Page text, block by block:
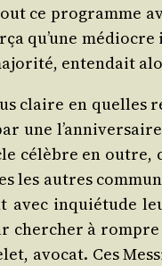
ce pro­gramme
qu’une
enten­dait
claire en quelles
une
célèbre en
les autres
inquié­tude
à
avo­cat. Ces